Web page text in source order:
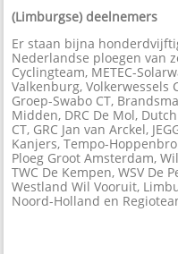
(Limburgse) deelnemers
Er staan bijna
Nederlandse ploegen van
Cyclingteam, METEC-
Valkenburg, Volkerwessels
Groep-Swabo CT,
Midden, DRC De Mol,
CT, GRC Jan van Arckel,
Kanjers, Tempo-
Ploeg Groot Amsterdam,
TWC De Kempen, WSV De
Westland Wil Vooruit,
Noord-Holland en